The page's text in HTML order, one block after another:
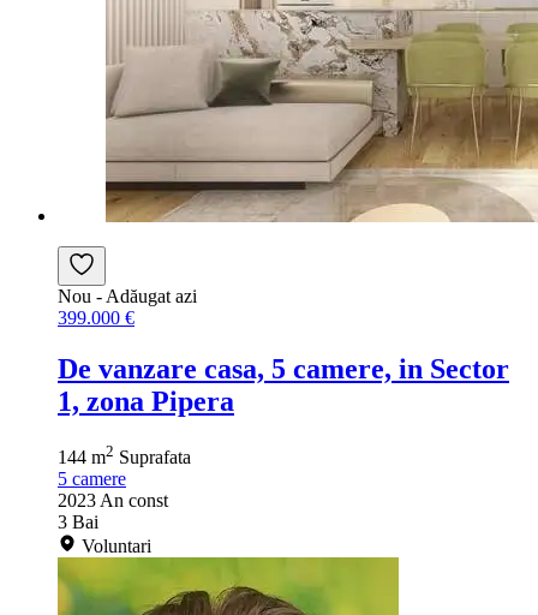
Nou - Adăugat azi
399.000 €
De vanzare casa, 5 camere, in Sector
1, zona Pipera
144 m2 Suprafata
5 camere
2023 An const
3 Bai
Voluntari